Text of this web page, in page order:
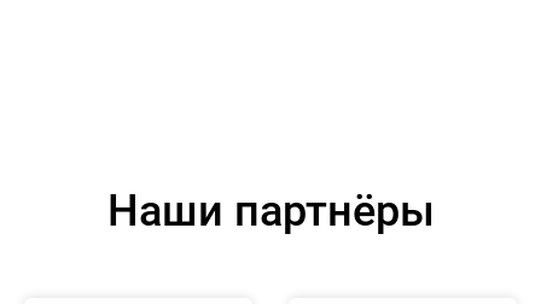
Наши партнёры